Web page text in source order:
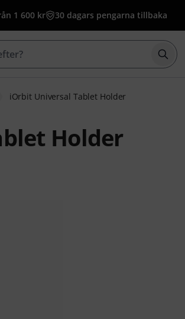
1 600 kr 30 dagars pengarna tillbaka
iOrbit Universal Tablet Holder
Holder